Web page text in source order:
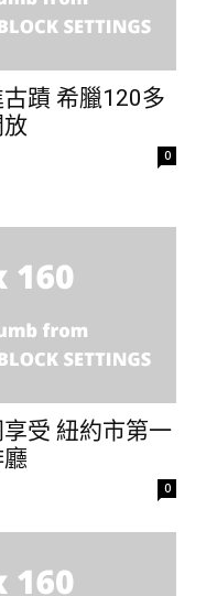
蹟 希臘120多
0
受 紐約市第一
0